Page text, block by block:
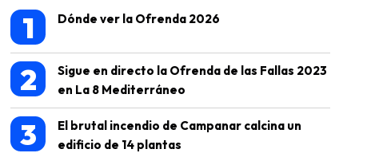
1 Dónde ver la Ofrenda 2026
2
Sigue en directo la Ofrenda de las Fallas 2023
en La 8 Mediterráneo
3
El brutal incendio de Campanar calcina un
edificio de 14 plantas